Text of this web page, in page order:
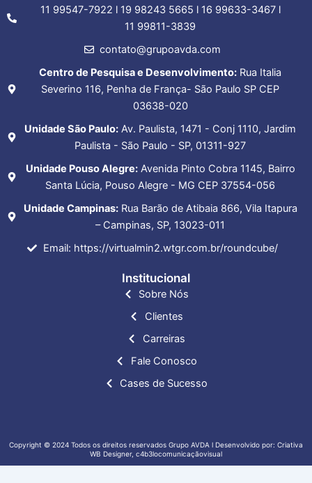
o
r
r
a
m
i
n
e
r
r
11 99547-7922 l 19 98243 5665 l 16 99633-3467 l
11 99811-3839
contato@grupoavda.com
Centro de Pesquisa e Desenvolvimento: Rua Italia
Severino 116, Penha de França- São Paulo SP CEP
03638-020
Unidade São Paulo: Av. Paulista, 1471 - Conj 1110, Jardim
Paulista - São Paulo - SP, 01311-927
Unidade Pouso Alegre:Avenida Pinto Cobra 1145, Bairro
Santa Lúcia, Pouso Alegre - MG CEP 37554-056
Unidade Campinas:Rua Barão de Atibaia 866, Vila Itapura
– Campinas, SP, 13023-011
Email: https://virtualmin2.wtgr.com.br/roundcube/
Institucional
Sobre Nós
Clientes
Carreiras
Fale Conosco
Cases de Sucesso
Copyright © 2024 Todos os direitos reservados Grupo AVDA l Desenvolvido por: Criativa
WB Designer, c4b3locomunicaçãovisual